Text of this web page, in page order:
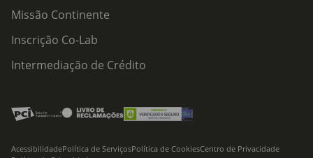
Missão Continente
Inscrição Co-Lab
Intermediação de Crédito
AcessibilidadePolítica de ServiçosPolítica de CookiesCentro de Privacidade